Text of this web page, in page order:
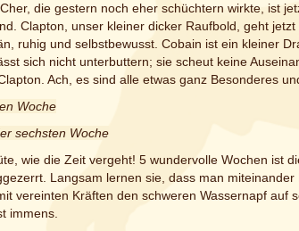
die gestern noch eher schüchtern wirkte, ist
Clapton, unser kleiner dicker Raufbold, geht
ruhig und selbstbewusst. Cobain ist ein kleiner
sich nicht unterbuttern; sie scheut keine
Ach, es sind alle etwas ganz Besonderes
Woche
sechsten Woche
wie die Zeit vergeht! 5 wundervolle Wochen ist
Langsam lernen sie, dass man
vereinten Kräften den schweren Wassernapf
immens.